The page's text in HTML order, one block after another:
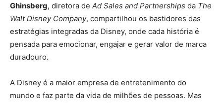
Ghinsberg, diretora de Ad Sales and Partnerships da The
Walt Disney Company, compartilhou os bastidores das
estratégias integradas da Disney, onde cada história é
pensada para emocionar, engajar e gerar valor de marca
duradouro.
A Disney é a maior empresa de entretenimento do
mundo e faz parte da vida de milhões de pessoas. Mas